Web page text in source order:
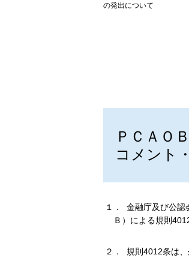
の発出について
ＰＣＡＯ
コメント
１． 金融庁及び公認
Ｂ）による規則
２． 規則4012条は